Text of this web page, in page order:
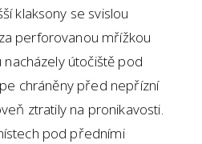
klaksony se svislou
perforovanou mřížkou
útočiště pod
chráněny před nepřízní
ztratily na pronikavosti.
pod předními